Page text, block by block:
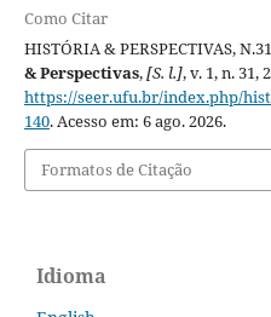
Como Citar
HISTÓRIA & PERSPECTIVAS,
& Perspectivas,[S. l.], v. 1, n. 31,
https://seer.ufu.br/index.php/
140. Acesso em: 6 ago. 2026.
Formatos de Citação
Idioma